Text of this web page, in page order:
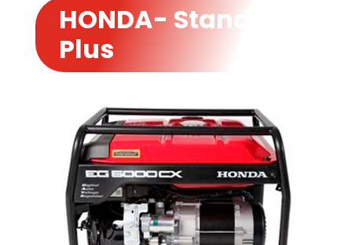
HONDA- Standard
Plus